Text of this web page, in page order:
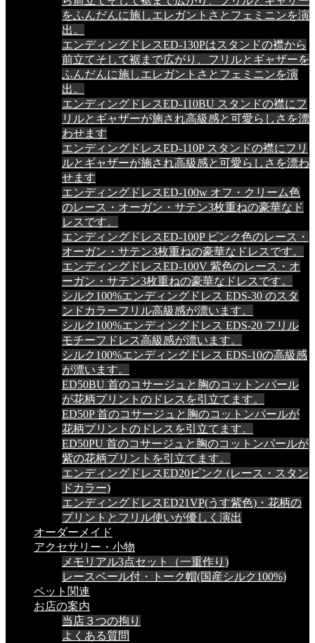
をふんだんに施しエレガントさとフェミニンを演
出。
エンディングドレスED-130Pはスタンドの襟から
前立てそして裾まで広がり、フリルとギャザーを
ふんだんに施しエレガントさとフェミニンを演
出。
エンディングドレスED-110BU スタンドの襟にフ
リルとギャザーが施され高級感と可愛らしさを漂
わせます
エンディングドレスED-110P スタンドの襟にフリ
ルとギャザーが施され高級感と可愛らしさを漂わ
せます
エンディングドレスED-100w オフ・クリーム色
のレース・オーガン・サテン3枚重ねの豪華なド
レスです。
エンディングドレスED-100P ピンク色のレース・
オーガン・サテン3枚重ねの豪華なドレスです。
エンディングドレスED-100V 紫色のレース・オ
ーガン・サテン3枚重ねの豪華なドレスです。
シルク100%エンディングドレス EDS-30 のスタ
ンドカラーフリル高級感が漂います。
シルク100%エンディングドレス EDS-20 フリル
モチーフドレス高級感が漂います。
シルク100%エンディングドレス EDS-10の高級感
が漂います。
ED50BU 首のコサージュと胸のコットンパール
が花柄プリントのドレスを引立てます。
ED50P 首のコサージュと胸のコットンパールが
花柄プリントのドレスを引立てます。
ED50PU 首のコサージュと胸のコットンパールが
紫の花柄プリントを引立てます。
エンディングドレスED20ピンク (レース・スタン
ドカラー)
エンディングドレスED21VP(うす紫色)・花柄の
プリントとフリル使いが優しく演出
オーダーメイド
アクセサリー・小物
メモリアル3点セット（一重作り)
レースベール付・トーク帽(国産シルク100%)
ペット関連
お店の案内
当店３つの拘り
よくある質問